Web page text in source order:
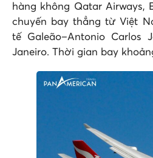
hàng không Qatar Airways,
chuyến bay thẳng từ Việt
tế Galeão–Antonio Carlos
Janeiro. Thời gian bay